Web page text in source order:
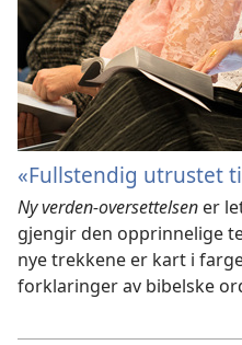
«Fullstendig utrustet
Ny verden-oversettelsen er
gjengir den opprinnelige
nye trekkene er kart i
forklaringer av bibelske